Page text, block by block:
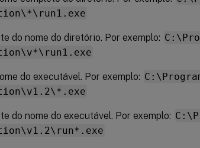
do nome do diretório. Por exemplo:
do executável. Por exemplo:
do nome do executável. Por exemplo: